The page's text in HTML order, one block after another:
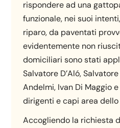
rispondere ad una
funzionale, nei suoi
riparo, da paventati
evidentemente non
domiciliari sono stati
Salvatore D’Aló,
Andelmi, Ivan Di Maggio
dirigenti e capi area
Accogliendo la richiesta